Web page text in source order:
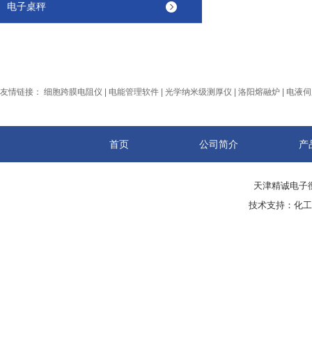
电子桌秤
友情链接： 细胞跨膜电阻仪 电能管理软件 光学纳米级测厚仪 洛阳熔融炉 电液
首页 公司简介 产
天津精诚电
技术支持： 化